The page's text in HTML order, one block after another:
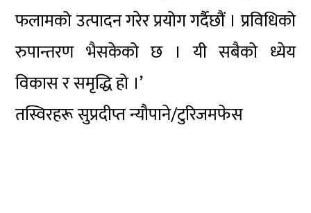
फलामको उत्पादन गरेर प्रयोग गर्दैछौं । प्रविधिको
रुपान्तरण भैसकेको छ । यी सबैको ध्येय
विकास र समृद्धि हो ।’
तस्विरहरू सुप्रदीप्त न्यौपाने/टुरिजमफेस